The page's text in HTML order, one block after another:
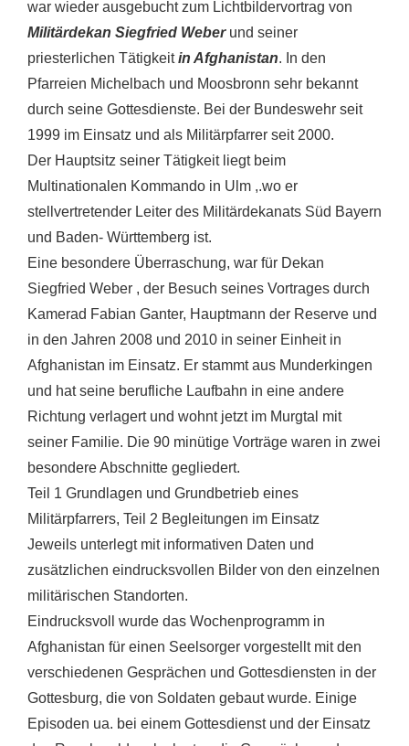
war wieder ausgebucht zum Lichtbildervortrag von
Militärdekan Siegfried Weberund seiner
priesterlichen Tätigkeitin Afghanistan. In den
Pfarreien Michelbach und Moosbronn sehr bekannt
durch seine Gottesdienste. Bei der Bundeswehr seit
1999 im Einsatz und als Militärpfarrer seit 2000.
Der Hauptsitz seiner Tätigkeit liegt beim
Multinationalen Kommando in Ulm ,.wo er
stellvertretender Leiter des Militärdekanats Süd Bayern
und Baden- Württemberg ist.
Eine besondere Überraschung, war für Dekan
Siegfried Weber , der Besuch seines Vortrages durch
Kamerad Fabian Ganter, Hauptmann der Reserve und
in den Jahren 2008 und 2010 in seiner Einheit in
Afghanistan im Einsatz. Er stammt aus Munderkingen
und hat seine berufliche Laufbahn in eine andere
Richtung verlagert und wohnt jetzt im Murgtal mit
seiner Familie. Die 90 minütige Vorträge waren in zwei
besondere Abschnitte gegliedert.
Teil 1 Grundlagen und Grundbetrieb eines
Militärpfarrers, Teil 2 Begleitungen im Einsatz
Jeweils unterlegt mit informativen Daten und
zusätzlichen eindrucksvollen Bilder von den einzelnen
militärischen Standorten.
Eindrucksvoll wurde das Wochenprogramm in
Afghanistan für einen Seelsorger vorgestellt mit den
verschiedenen Gesprächen und Gottesdiensten in der
Gottesburg, die von Soldaten gebaut wurde. Einige
Episoden ua. bei einem Gottesdienst und der Einsatz